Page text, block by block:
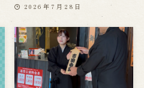
2026年7月28日